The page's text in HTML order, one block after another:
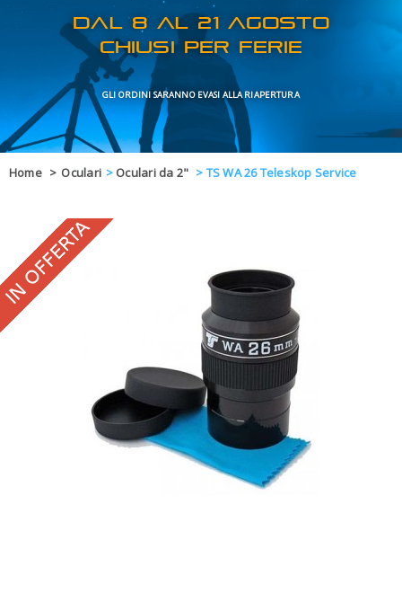
PRODOTTI
LEARN & FUN
MARCHI
OFFERTE
ENTI E PA
CONTATTI
GLI ORDINI SARANNO EVASI
Home > Oculari > Oculari da 2" > TS WA 26 Teleskop Service